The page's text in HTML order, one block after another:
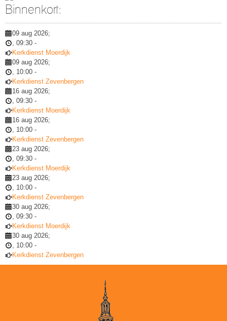
Binnenkort:
09 aug 2026;
, 09:30 -
Kerkdienst Moerdijk
09 aug 2026;
, 10:00 -
Kerkdienst Zevenbergen
16 aug 2026;
, 09:30 -
Kerkdienst Moerdijk
16 aug 2026;
, 10:00 -
Kerkdienst Zevenbergen
23 aug 2026;
, 09:30 -
Kerkdienst Moerdijk
23 aug 2026;
, 10:00 -
Kerkdienst Zevenbergen
30 aug 2026;
, 09:30 -
Kerkdienst Moerdijk
30 aug 2026;
, 10:00 -
Kerkdienst Zevenbergen